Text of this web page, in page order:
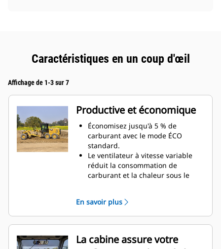
Caractéristiques en un coup d'œil
Affichage de 1-3 sur 7
Productive et économique
Économisez jusqu'à 5 % de
carburant avec le mode ÉCO
standard.
Le ventilateur à vitesse variable
réduit la consommation de
carburant et la chaleur sous le
Améliorez votre productivité grâce
à la commande d'accélération
électronique qui adapte la
puissance et le couple du moteur
aux exigences de l'utilisation.
En savoir plus
La cabine assure votre